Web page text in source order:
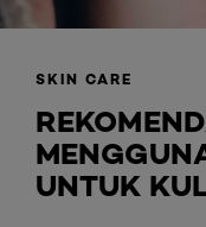
SKIN CARE
UNTUK